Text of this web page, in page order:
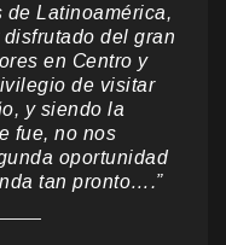
de Latinoamérica,
del gran
en Centro y
de visitar
y siendo la
fue, no nos
oportunidad
tan pronto….”